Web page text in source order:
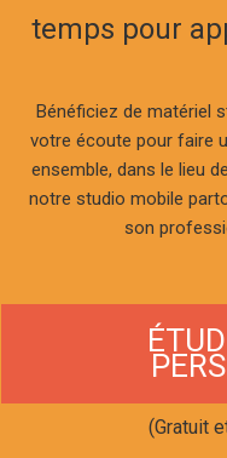
temps pour
Bénéficiez de matériel
votre écoute pour faire
ensemble, dans le lieu
notre studio mobile
son
(Gratuit